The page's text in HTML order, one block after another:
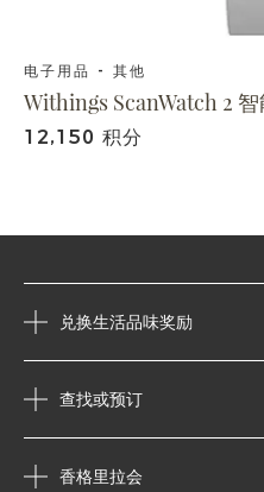
电子用品 - 其他
Withings ScanWatch 2 智
12,150 积分
兑换生活品味奖励
查找或预订
香格里拉会